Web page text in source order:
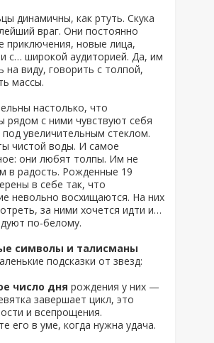
динамичны, как ртуть. Скука
враг. Они постоянно
приключения, новые лица,
с… широкой аудиторией. Да, им
на виду, говорить с толпой,
массы.
настолько, что
рядом с ними чувствуют себя
увеличительным стеклом.
чистой воды. И самое
они любят толпы. Им не
в радость. Рожденные 19
в себе так, что
невольно восхищаются. На них
за ними хочется идти и…
по-белому.
символы и талисманы
подсказки от звезд:
число дня рождения у них —
завершает цикл, это
и всепрощения.
его в уме, когда нужна удача.